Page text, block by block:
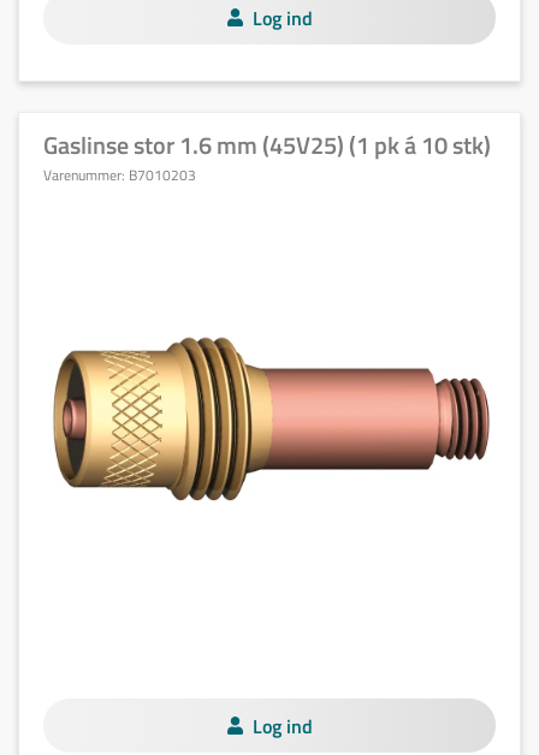
Log ind
Gaslinse stor 1.6 mm (45V25) (1 pk á 10 stk)
Varenummer: B7010203
Log ind